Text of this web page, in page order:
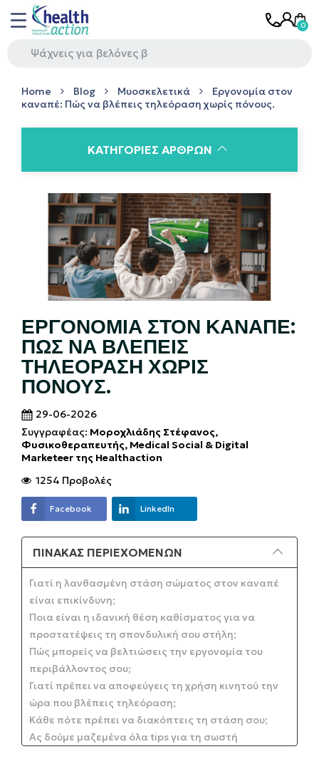
Home Blog Μυοσκελετικά
Εργονομία στον
καναπέ: Πώς να βλέπεις τηλεόραση χωρίς πόνους.
ΚΑΤΗΓΟΡΊΕΣ ΆΡΘΡΩΝ
ΕΡΓΟΝΟΜΊΑ ΣΤΟΝ ΚΑΝΑΠΈ:
ΠΏΣ ΝΑ ΒΛΈΠΕΙΣ
ΤΗΛΕΌΡΑΣΗ ΧΩΡΊΣ
ΠΌΝΟΥΣ.
29-06-2026
Συγγραφέας: Μοροχλιάδης Στέφανος,
Φυσικοθεραπευτής, Medical Social & Digital
Marketeer της Healthaction
1254 Προβολές
Facebook LinkedIn
ΠΊΝΑΚΑΣ ΠΕΡΙΕΧΟΜΈΝΩΝ
Γιατί η λανθασμένη στάση σώματος στον καναπέ
είναι επικίνδυνη;
Ποια είναι η ιδανική θέση καθίσματος για να
προστατέψεις τη σπονδυλική σου στήλη;
Πώς μπορείς να βελτιώσεις την εργονομία του
περιβάλλοντος σου;
Γιατί πρέπει να αποφεύγεις τη χρήση κινητού την
ώρα που βλέπεις τηλεόραση;
Κάθε πότε πρέπει να διακόπτεις τη στάση σου;
Ας δούμε μαζεμένα όλα tips για τη σωστή